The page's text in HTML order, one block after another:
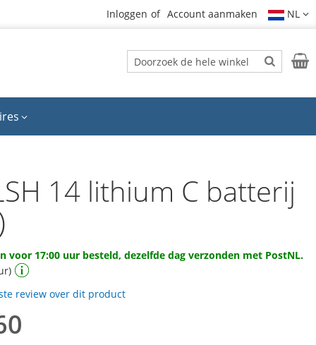
Inloggen Account aanmaken NL
Zoek
Zoek
14 lithium C batterij
voor 17:00 uur besteld, dezelfde dag verzonden met PostNL.
review over dit product